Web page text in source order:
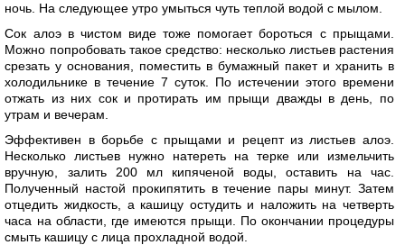
ночь. На следующее утро умыться чуть теплой водой с мылом.
Сок алоэ в чистом виде тоже помогает бороться с прыщами.
Можно попробовать такое средство: несколько листьев растения
срезать у основания, поместить в бумажный пакет и хранить в
холодильнике в течение 7 суток. По истечении этого времени
отжать из них сок и протирать им прыщи дважды в день, по
утрам и вечерам.
Эффективен в борьбе с прыщами и рецепт из листьев алоэ.
Несколько листьев нужно натереть на терке или измельчить
вручную, залить 200 мл кипяченой воды, оставить на час.
Полученный настой прокипятить в течение пары минут. Затем
отцедить жидкость, а кашицу остудить и наложить на четверть
часа на области, где имеются прыщи. По окончании процедуры
смыть кашицу с лица прохладной водой.